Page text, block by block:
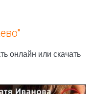
онлайн или скачать